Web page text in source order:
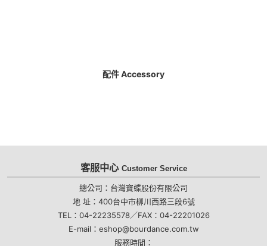
配件 Accessory
客服中心 Customer Service
總公司：台灣寶蝶股份有限公司
地 址：400台中市柳川西路三段6號
TEL：04-22235578／FAX：04-22201026
E-mail：eshop@bourdance.com.tw
服務時間：